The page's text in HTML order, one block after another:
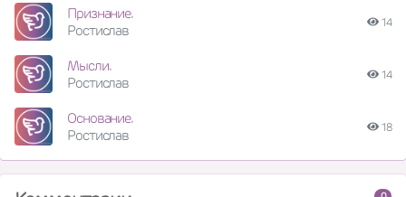
Признание.
Ростислав
14
Мысли.
Ростислав
14
Основание.
Ростислав
18